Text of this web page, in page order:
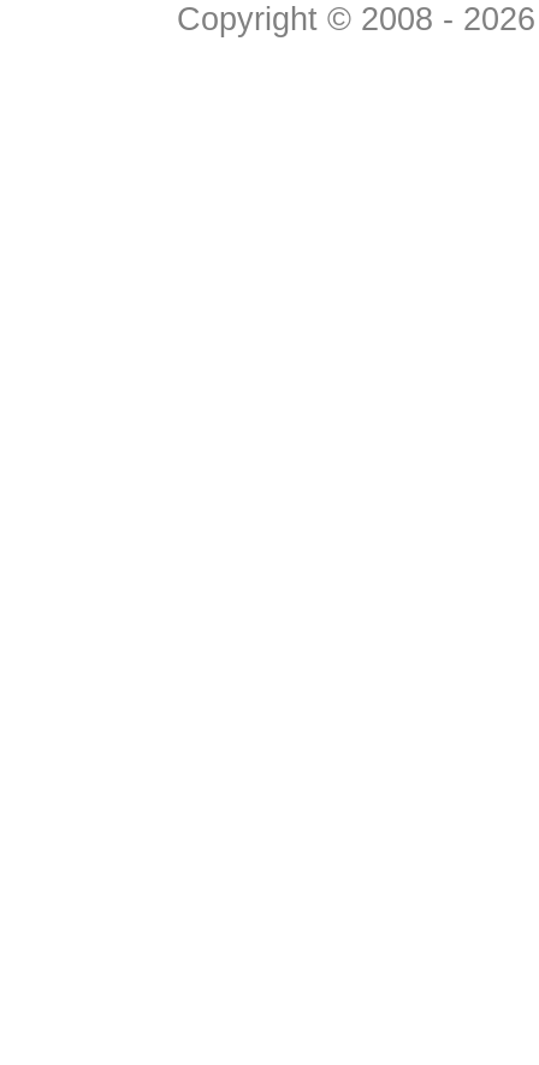
Copyright © 2008 -